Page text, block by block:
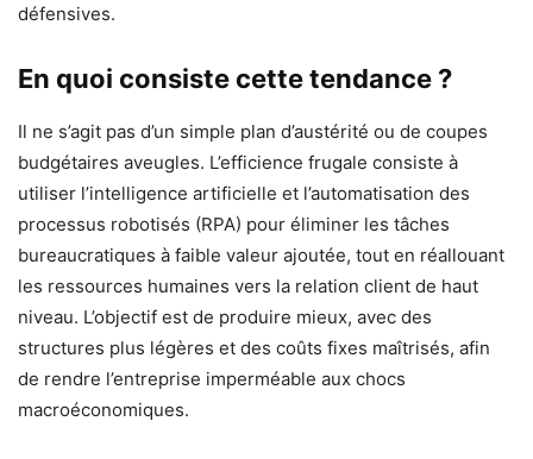
défensives.
En quoi consiste cette tendance ?
Il ne s’agit pas d’un simple plan d’austérité ou de coupes
budgétaires aveugles. L’efficience frugale consiste à
utiliser l’intelligence artificielle et l’automatisation des
processus robotisés (RPA) pour éliminer les tâches
bureaucratiques à faible valeur ajoutée, tout en réallouant
les ressources humaines vers la relation client de haut
niveau. L’objectif est de produire mieux, avec des
structures plus légères et des coûts fixes maîtrisés, afin
de rendre l’entreprise imperméable aux chocs
macroéconomiques.